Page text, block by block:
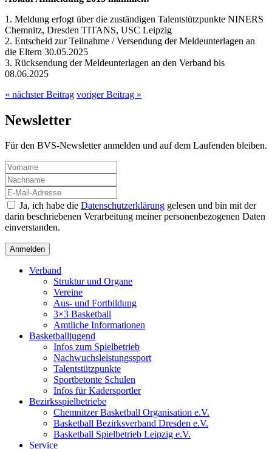
1. Meldung erfogt über die zuständigen Talentstützpunkte NINERS
Chemnitz, Dresden TITANS, USC Leipzig
2. Entscheid zur Teilnahme / Versendung der Meldeunterlagen an
die Eltern 30.05.2025
3. Rücksendung der Meldeunterlagen an den Verband bis
08.06.2025
« nächster Beitrag voriger Beitrag »
Newsletter
Für den BVS-Newsletter anmelden und auf dem Laufenden bleiben.
Ja, ich habe die Datenschutzerklärung gelesen und bin mit der
darin beschriebenen Verarbeitung meiner personenbezogenen Daten
einverstanden.
Verband
Struktur und Organe
Vereine
Aus- und Fortbildung
3×3 Basketball
Amtliche Informationen
Basketballjugend
Infos zum Spielbetrieb
Nachwuchsleistungssport
Talentstützpunkte
Sportbetonte Schulen
Infos für Kadersportler
Bezirksspielbetriebe
Chemnitzer Basketball Organisation e.V.
Basketball Bezirksverband Dresden e.V.
Basketball Spielbetrieb Leipzig e.V.
Service